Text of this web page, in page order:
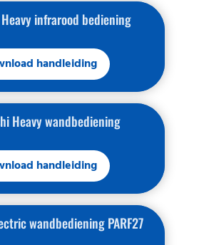
infrarood bediening
handleiding
Heavy wandbediening
handleiding
wandbediening PARF27